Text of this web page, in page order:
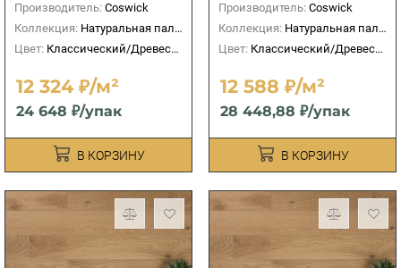
Производитель: Coswick
Коллекция: Натуральная палитра
Цвет: Классический/Древесный
12 324 ₽/м²
24 648 ₽/упак
В КОРЗИНУ
Производитель: Coswick
Коллекция: Натуральная палитра
Цвет: Классический/Древесный
12 588 ₽/м²
28 448,88 ₽/упак
В КОРЗИНУ